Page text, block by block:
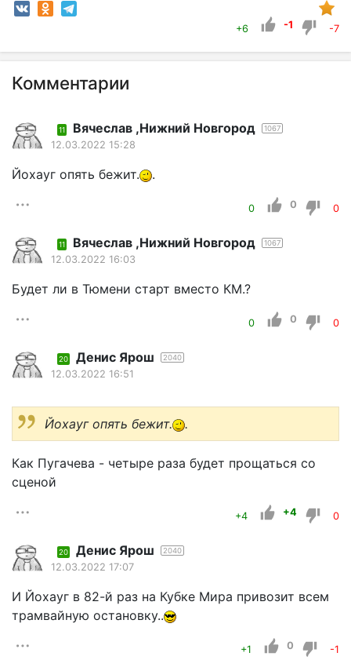
+6 -1 -7
Комментарии
11 Вячеслав ,Нижний Новгород 1067
12.03.2022 15:28
Йохауг опять бежит. .
0 0 0
11 Вячеслав ,Нижний Новгород 1067
12.03.2022 16:03
Будет ли в Тюмени старт вместо КМ.?
0 0 0
20 Денис Ярош 2040
12.03.2022 16:51
Йохауг опять бежит. .
Как Пугачева - четыре раза будет прощаться со
сценой
+4 +4 0
20 Денис Ярош 2040
12.03.2022 17:07
И Йохауг в 82-й раз на Кубке Мира привозит всем
трамвайную остановку..
+1 0 -1